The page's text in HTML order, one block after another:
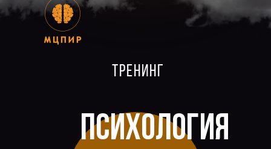
ТРЕНИНГ
ПСИХОЛОГИЯ